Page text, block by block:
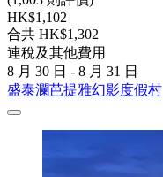
HK$1,102
合共 HK$1,302
連稅及其他費用
8 月 30 日 - 8 月 31 日
盛泰瀾芭提雅幻影度假村